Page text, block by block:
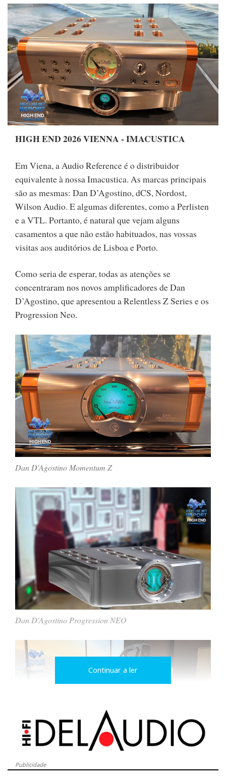
HIGH END 2026 VIENNA - IMACUSTICA
Em Viena, a Audio Reference é o distribuidor
equivalente à nossa Imacustica. As marcas principais
são as mesmas: Dan D’Agostino, dCS, Nordost,
Wilson Audio. E algumas diferentes, como a Perlisten
e a VTL. Portanto, é natural que vejam alguns
casamentos a que não estão habituados, nas vossas
visitas aos auditórios de Lisboa e Porto.
Como seria de esperar, todas as atenções se
concentraram nos novos amplificadores de Dan
D’Agostino, que apresentou a Relentless Z Series e os
Progression Neo.
Dan D'Agostino Momentum Z
Dan D'Agostino Progression NEO
Dan D'Agostino Momentum Z pre/power e Wilson Audio
Continuar a ler
Publicidade